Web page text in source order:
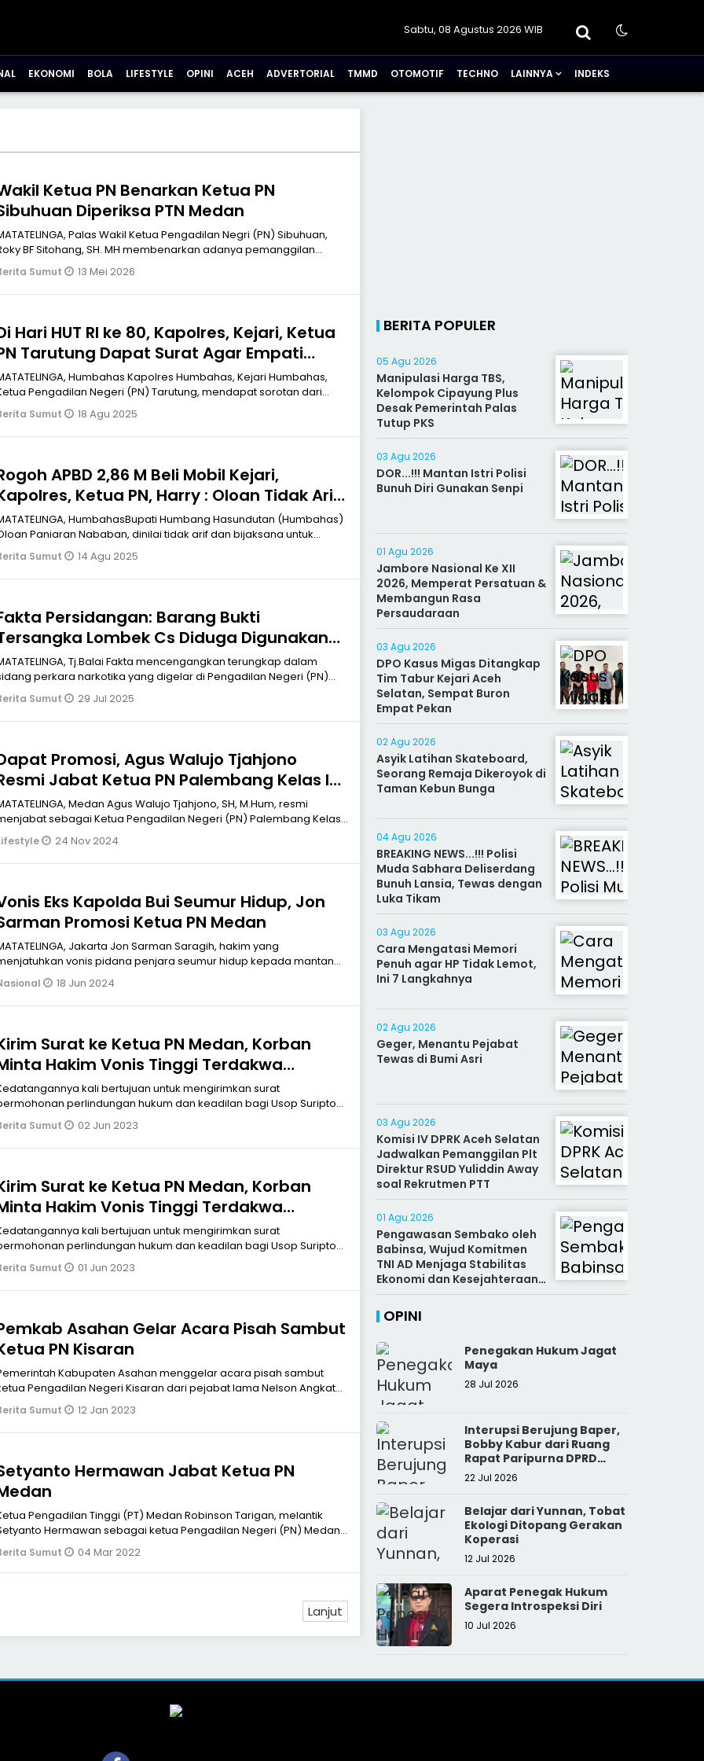
Sabtu, 08 Agustus 2026 WIB
EKONOMI BOLA LIFESTYLE OPINI ACEH ADVERTORIAL TMMD OTOMOTIF TECHNO LAINNYA INDEKS
Ketua PN Benarkan Ketua PN
Diperiksa PTN Medan
Palas Wakil Ketua Pengadilan Negri (PN) Sibuhuan,
BF Sitohang, SH. MH membenarkan adanya pemanggilan
Dharma Put
Sumut 13 Mei 2026
Hari HUT RI ke 80, Kapolres, Kejari, Ketua
Tarutung Dapat Surat Agar Empati
Mobdis
Humbahas Kapolres Humbahas, Kejari Humbahas,
Pengadilan Negeri (PN) Tarutung, mendapat sorotan dari
sekaitan
Sumut 18 Agu 2025
APBD 2,86 M Beli Mobil Kejari,
Ketua PN, Harry : Oloan Tidak Arif
Bijaksana, DPRD Tidak Berfungsi
HumbahasBupati Humbang Hasundutan (Humbahas)
Paniaran Nababan, dinilai tidak arif dan bijaksana untuk
ang
Sumut 14 Agu 2025
Persidangan: Barang Bukti
Lombek Cs Diduga Digunakan
Menjerat Rahmadi
Tj.Balai Fakta mencengangkan terungkap dalam
perkara narkotika yang digelar di Pengadilan Negeri (PN)
Se
Sumut 29 Jul 2025
Promosi, Agus Walujo Tjahjono
Jabat Ketua PN Palembang Kelas IA
Medan Agus Walujo Tjahjono, SH, M.Hum, resmi
sebagai Ketua Pengadilan Negeri (PN) Palembang Kelas
Khusus. Sebelumnya Agus menjabat sebagai Wakil Ketua PN
sejak 3 Januari
www.matatelinga.com/Berita
24 Nov 2024
Eks Kapolda Bui Seumur Hidup, Jon
Promosi Ketua PN Medan
Jakarta Jon Sarman Saragih, hakim yang
vonis pidana penjara seumur hidup kepada mantan
Sumatera Barat Irjen Pol Teddy Minahasa dipromosikan
Ketua Pengadilan Negeri (PN)
www.matatelinga.
18 Jun 2024
Surat ke Ketua PN Medan, Korban
Hakim Vonis Tinggi Terdakwa
di Pukat Banting
kali bertujuan untuk mengirimkan surat
perlindungan hukum dan keadilan bagi Usop Suripto
menjadi korban keganasan oleh terdakwa William Charles
David Nicholas pada perkara Pidana No 90/Pid.B/2023/PN Mdn.
Sumut 02 Jun 2023
Surat ke Ketua PN Medan, Korban
Hakim Vonis Tinggi Terdakwa
di Pukat Banting
kali bertujuan untuk mengirimkan surat
perlindungan hukum dan keadilan bagi Usop Suripto
menjadi korban keganasan oleh terdakwa William Charles
David Nicholas pada perkara Pidana No 90/Pid.B/2023/PN Mdn.
Sumut 01 Jun 2023
Asahan Gelar Acara Pisah Sambut
PN Kisaran
Kabupaten Asahan menggelar acara pisah sambut
Pengadilan Negeri Kisaran dari pejabat lama Nelson Angkat
Halida Rahardhini di Aula Melati kantor bupati Asahan, Rabu
01/2023) malam.
Sumut 12 Jan 2023
Hermawan Jabat Ketua PN
Pengadilan Tinggi (PT) Medan Robinson Tarigan, melantik
Hermawan sebagai ketua Pengadilan Negeri (PN) Medan
aula PT Medan, Jumat (4/3/2022). Setyanto yang sebelumnya
sebagai Wakil ketua PN Jakarta Barat ini, dilantik
Sumut 04 Mar 2022
Lanjut
BERITA POPULER
05 Agu 2026
Manipulasi Harga TBS,
Kelompok Cipayung Plus
Desak Pemerintah Palas
Tutup PKS
03 Agu 2026
DOR...!!! Mantan Istri Polisi
Bunuh Diri Gunakan Senpi
01 Agu 2026
Jambore Nasional Ke XII
2026, Memperat Persatuan &
Membangun Rasa
Persaudaraan
03 Agu 2026
DPO Kasus Migas Ditangkap
Tim Tabur Kejari Aceh
Selatan, Sempat Buron
Empat Pekan
02 Agu 2026
Asyik Latihan Skateboard,
Seorang Remaja Dikeroyok di
Taman Kebun Bunga
04 Agu 2026
BREAKING NEWS...!!! Polisi
Muda Sabhara Deliserdang
Bunuh Lansia, Tewas dengan
Luka Tikam
03 Agu 2026
Cara Mengatasi Memori
Penuh agar HP Tidak Lemot,
Ini 7 Langkahnya
02 Agu 2026
Geger, Menantu Pejabat
Tewas di Bumi Asri
03 Agu 2026
Komisi IV DPRK Aceh Selatan
Jadwalkan Pemanggilan Plt
Direktur RSUD Yuliddin Away
soal Rekrutmen PTT
01 Agu 2026
Pengawasan Sembako oleh
Babinsa, Wujud Komitmen
TNI AD Menjaga Stabilitas
Ekonomi dan Kesejahteraan
Rakyat
OPINI
Penegakan Hukum Jagat
Maya
28 Jul 2026
Interupsi Berujung Baper,
Bobby Kabur dari Ruang
Rapat Paripurna DPRD
Sumut
22 Jul 2026
Belajar dari Yunnan, Tobat
Ekologi Ditopang Gerakan
Koperasi
12 Jul 2026
Aparat Penegak Hukum
Segera Introspeksi Diri
10 Jul 2026